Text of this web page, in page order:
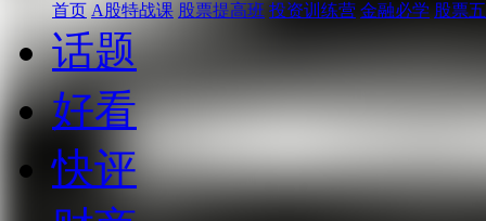
首页 A股特战课 股票提高班 投资训练营 金融必学 股票
话题
好看
快评